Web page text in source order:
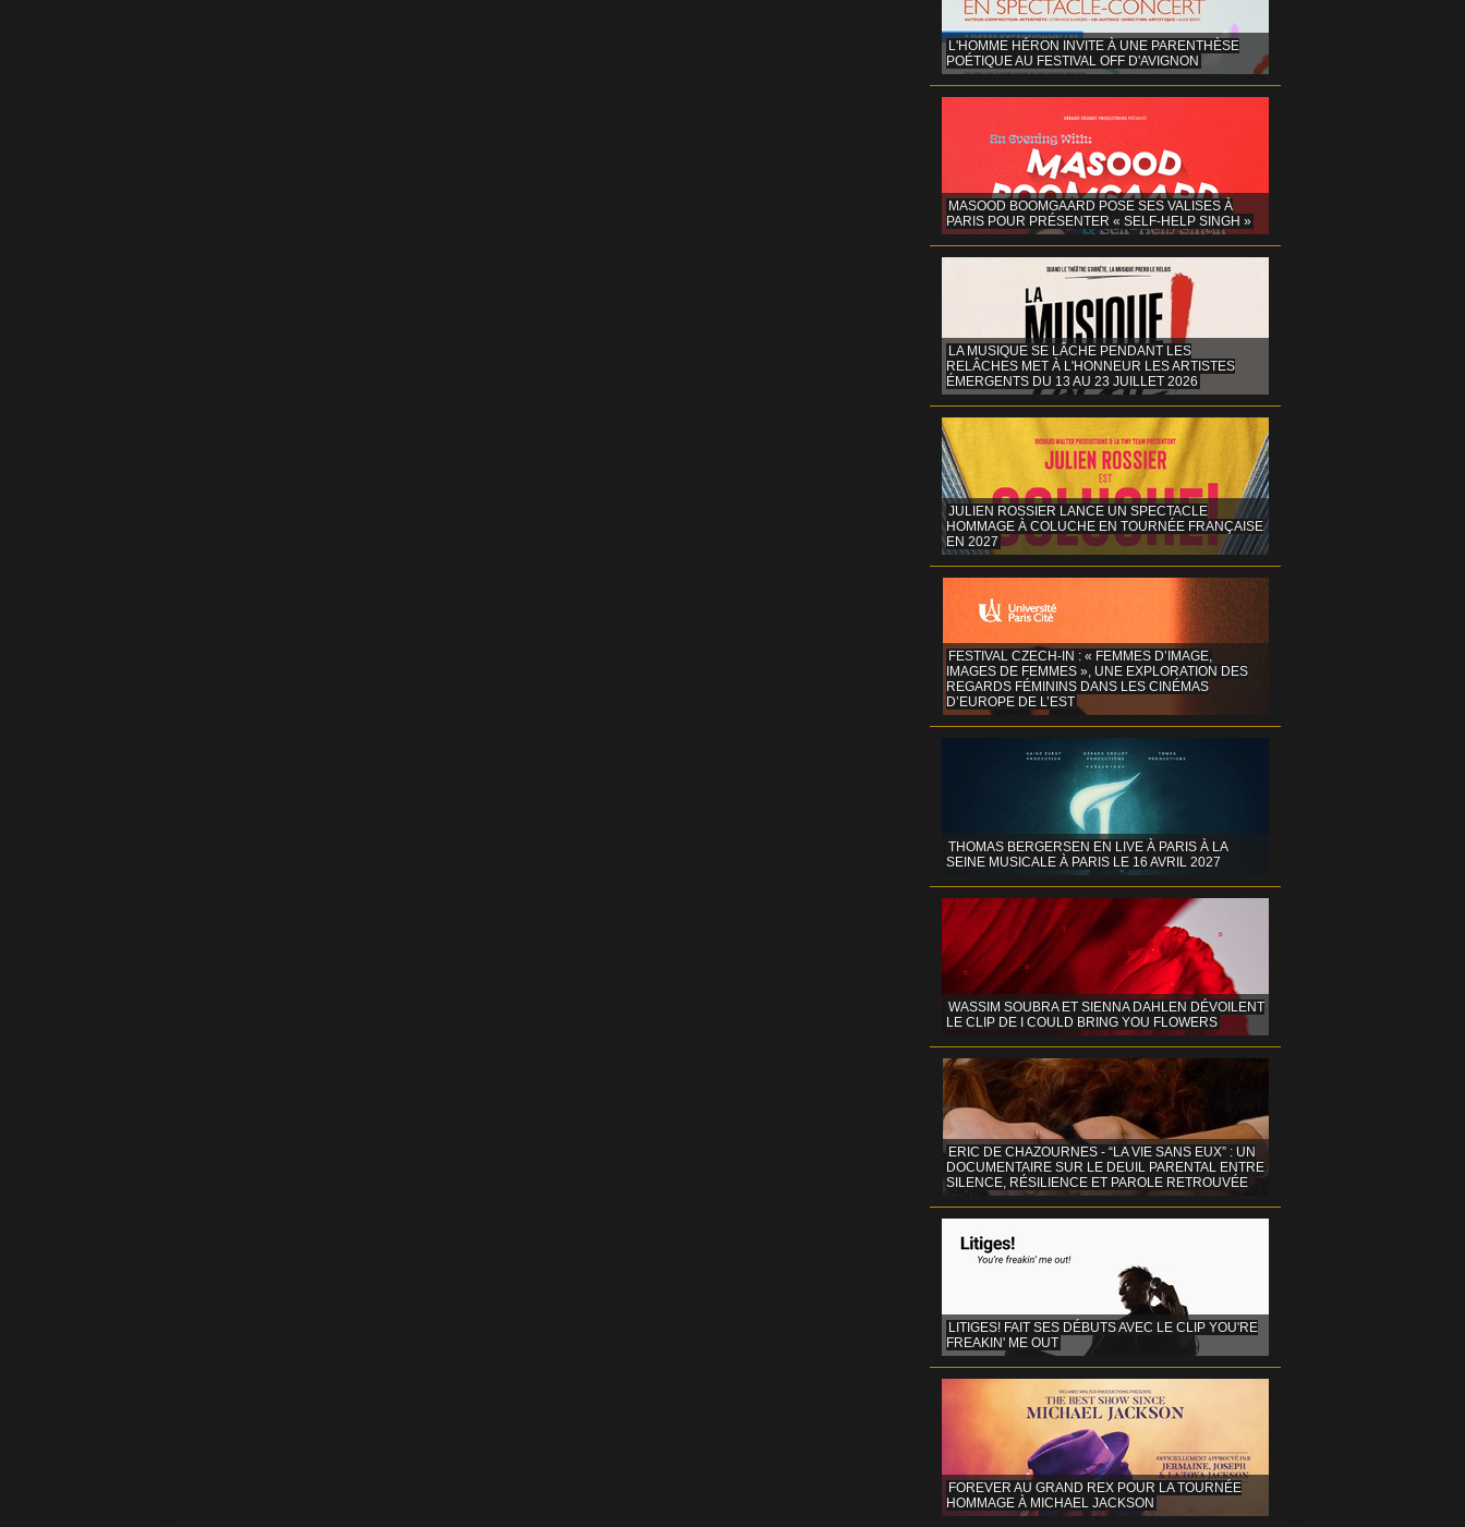
L'HOMME HÉRON INVITE À UNE PARENTHÈSE
POÉTIQUE AU FESTIVAL OFF D'AVIGNON
MASOOD BOOMGAARD POSE SES VALISES À
PARIS POUR PRÉSENTER « SELF-HELP SINGH »
LA MUSIQUE SE LÂCHE PENDANT LES
RELÂCHES MET À L'HONNEUR LES ARTISTES
ÉMERGENTS DU 13 AU 23 JUILLET 2026
JULIEN ROSSIER LANCE UN SPECTACLE
HOMMAGE À COLUCHE EN TOURNÉE FRANÇAISE
EN 2027
FESTIVAL CZECH-IN : « FEMMES D’IMAGE,
IMAGES DE FEMMES », UNE EXPLORATION DES
REGARDS FÉMININS DANS LES CINÉMAS
D’EUROPE DE L’EST
THOMAS BERGERSEN EN LIVE À PARIS À LA
SEINE MUSICALE À PARIS LE 16 AVRIL 2027
WASSIM SOUBRA ET SIENNA DAHLEN DÉVOILENT
LE CLIP DE I COULD BRING YOU FLOWERS
ERIC DE CHAZOURNES - “LA VIE SANS EUX” : UN
DOCUMENTAIRE SUR LE DEUIL PARENTAL ENTRE
SILENCE, RÉSILIENCE ET PAROLE RETROUVÉE
LITIGES! FAIT SES DÉBUTS AVEC LE CLIP YOU'RE
FREAKIN' ME OUT
FOREVER AU GRAND REX POUR LA TOURNÉE
HOMMAGE À MICHAEL JACKSON